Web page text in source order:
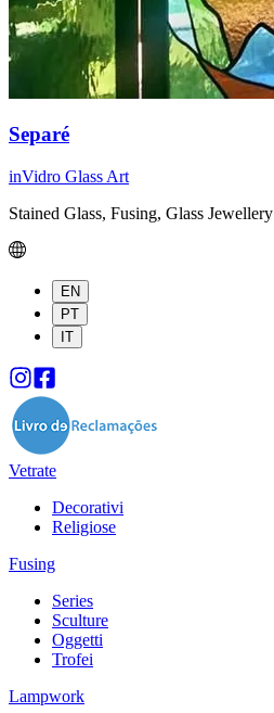
Separé
inVidro Glass Art
Stained Glass, Fusing, Glass Jewellery
EN
PT
IT
Vetrate
Decorativi
Religiose
Fusing
Series
Sculture
Oggetti
Trofei
Lampwork